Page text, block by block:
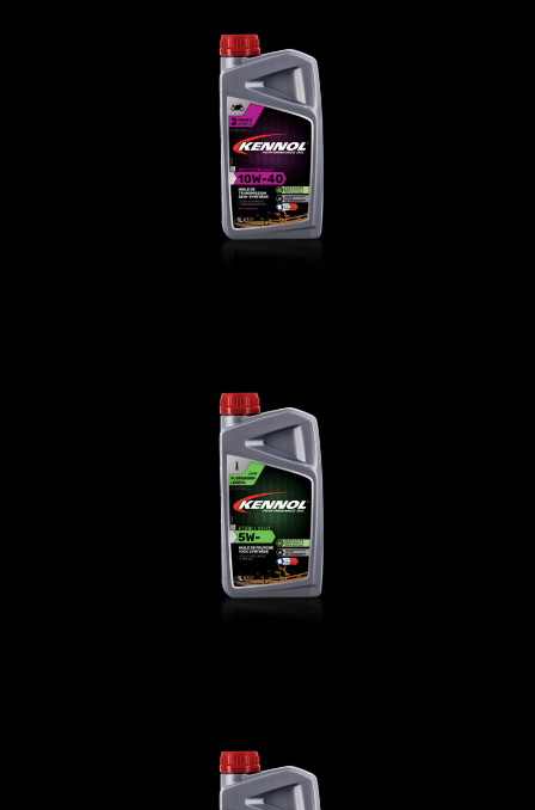
MOTOTRANS 10W-40
变速器油,摩托车
FORK LIGHT 5W-
前叉油,摩托车
FORK MEDIUM 10W-